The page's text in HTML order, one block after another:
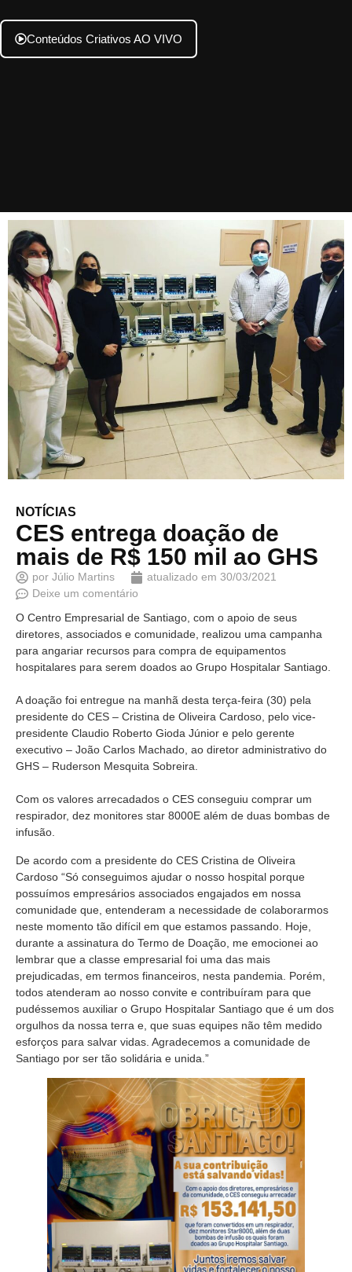
Conteúdos Criativos AO VIVO
NOTÍCIAS
CES entrega doação de
mais de R$ 150 mil ao GHS
por Júlio Martins atualizado em 30/03/2021
Deixe um comentário
O Centro Empresarial de Santiago, com o apoio de seus
diretores, associados e comunidade, realizou uma campanha
para angariar recursos para compra de equipamentos
hospitalares para serem doados ao Grupo Hospitalar Santiago.
A doação foi entregue na manhã desta terça-feira (30) pela
presidente do CES – Cristina de Oliveira Cardoso, pelo vice-
presidente Claudio Roberto Gioda Júnior e pelo gerente
executivo – João Carlos Machado, ao diretor administrativo do
GHS – Ruderson Mesquita Sobreira.
Com os valores arrecadados o CES conseguiu comprar um
respirador, dez monitores star 8000E além de duas bombas de
infusão.
De acordo com a presidente do CES Cristina de Oliveira
Cardoso “Só conseguimos ajudar o nosso hospital porque
possuímos empresários associados engajados em nossa
comunidade que, entenderam a necessidade de colaborarmos
neste momento tão difícil em que estamos passando. Hoje,
durante a assinatura do Termo de Doação, me emocionei ao
lembrar que a classe empresarial foi uma das mais
prejudicadas, em termos financeiros, nesta pandemia. Porém,
todos atenderam ao nosso convite e contribuíram para que
pudéssemos auxiliar o Grupo Hospitalar Santiago que é um dos
orgulhos da nossa terra e, que suas equipes não têm medido
esforços para salvar vidas. Agradecemos a comunidade de
Santiago por ser tão solidária e unida.”